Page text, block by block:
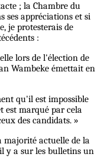
; la Chambre du
ses appréciations et si
je protesterais de
:
lors de l'élection de
Wambeke émettait en
qu'il est impossible
est marqué par cela
des candidats. »
majorité actuelle de la
y a sur les bulletins un